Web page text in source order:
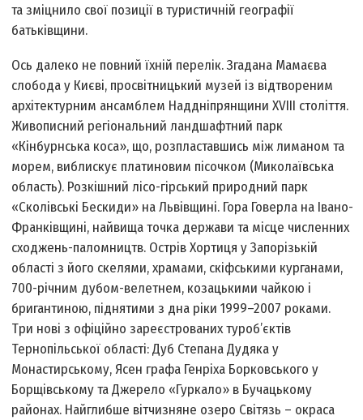
та зміцнило свої позиції в туристичній географії
батьківщини.
Ось далеко не повний їхній перелік. Згадана Мамаєва
слобода у Києві, просвітницький музей із відтвореним
архітектурним ансамблем Наддніпрянщини XVIII століття.
Живописний регіональний ландшафтний парк
«Кінбурнська коса», що, розпластавшись між лиманом та
морем, виблискує платиновим пісочком (Миколаївська
область). Розкішний лісо-гірський природний парк
«Сколівські Бескиди» на Львівщині. Гора Говерла на Івано-
Франківщині, найвища точка держави та місце численних
сходжень-паломництв. Острів Хортиця у Запорізькій
області з його скелями, храмами, скіфськими курганами,
700-річним дубом-велетнем, козацькими чайкою і
бригантиною, піднятими з дна ріки 1999–2007 роками.
Три нові з офіційно зареєстрованих туроб’єктів
Тернопільської області: Дуб Степана Дудяка у
Монастирському, Ясен графа Генріха Борковського у
Борщівському та Джерело «Гуркало» в Бучацькому
районах. Найглибше вітчизняне озеро Світязь – окраса